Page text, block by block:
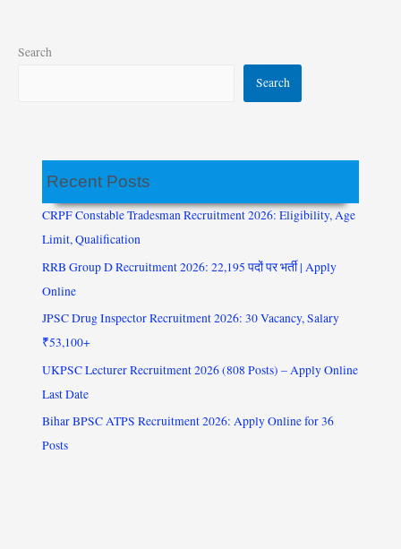
Search
Search
Recent Posts
CRPF Constable Tradesman Recruitment 2026: Eligibility, Age
Limit, Qualification
RRB Group D Recruitment 2026: 22,195 पदों पर भर्ती | Apply
Online
JPSC Drug Inspector Recruitment 2026: 30 Vacancy, Salary
₹53,100+
UKPSC Lecturer Recruitment 2026 (808 Posts) – Apply Online
Last Date
Bihar BPSC ATPS Recruitment 2026: Apply Online for 36
Posts